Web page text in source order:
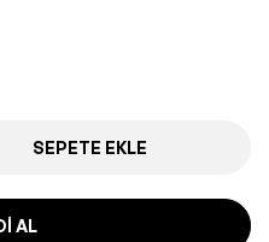
SEPETE EKLE
AL